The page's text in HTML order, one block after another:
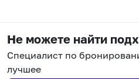
Не можете найти
Специалист по
лучшее